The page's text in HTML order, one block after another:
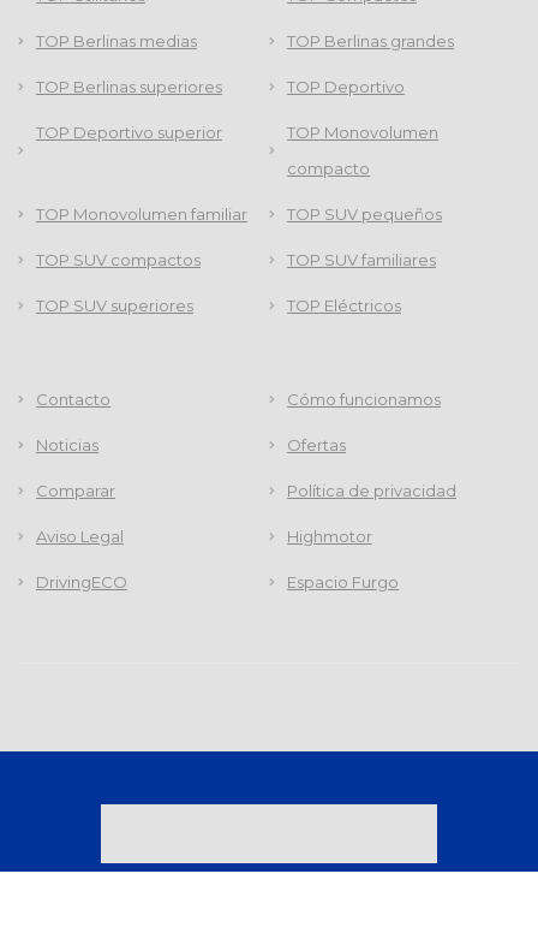
TOP Berlinas medias TOP Berlinas grandes
TOP Berlinas superiores TOP Deportivo
TOP Deportivo superior
TOP Monovolumen
compacto
TOP Monovolumen familiar TOP SUV pequeños
TOP SUV compactos TOP SUV familiares
TOP SUV superiores TOP Eléctricos
Contacto Cómo funcionamos
Noticias Ofertas
Comparar Política de privacidad
Aviso Legal Highmotor
DrivingECO Espacio Furgo